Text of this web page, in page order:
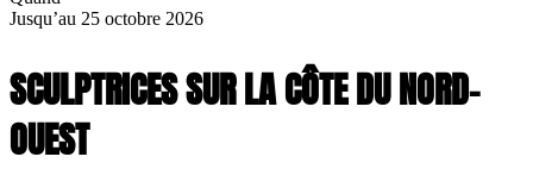
Jusqu’au 25 octobre 2026
SCULPTRICES SUR LA CÔTE DU NORD-
OUEST